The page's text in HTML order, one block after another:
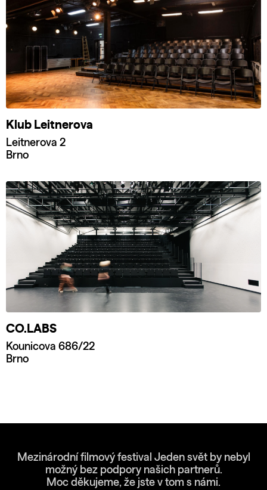
Klub Leitnerova
Leitnerova 2
Brno
CO.LABS
Kounicova 686/22
Brno
Mezinárodní filmový festival Jeden svět by nebyl
možný bez podpory našich partnerů.
Moc děkujeme, že jste v tom s námi.